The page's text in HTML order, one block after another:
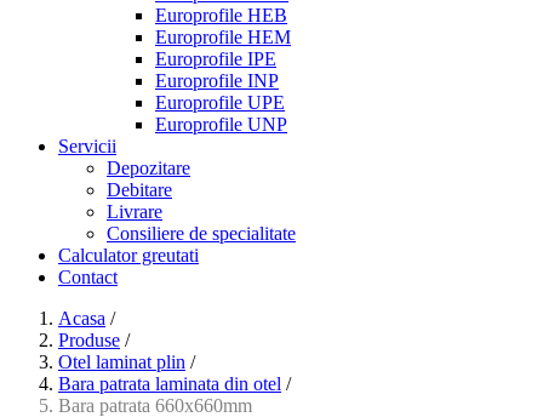
Europrofile HEB
Europrofile HEM
Europrofile IPE
Europrofile INP
Europrofile UPE
Europrofile UNP
Servicii
Depozitare
Debitare
Livrare
Consiliere de specialitate
Calculator greutati
Contact
Acasa /
Produse /
Otel laminat plin /
Bara patrata laminata din otel /
Bara patrata 660x660mm